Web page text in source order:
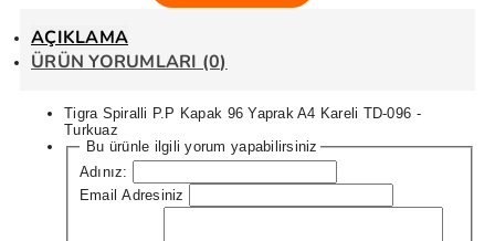
AÇIKLAMA
ÜRÜN YORUMLARI (0)
Tigra Spiralli P.P Kapak 96 Yaprak A4 Kareli TD-096 -
Turkuaz
Bu ürünle ilgili yorum yapabilirsiniz
Adınız:
Email Adresiniz